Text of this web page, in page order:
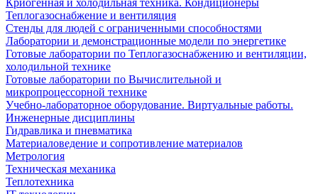
Криогенная и холодильная техника. Кондиционеры
Теплогазоснабжение и вентиляция
Стенды для людей с ограниченными способностями
Лаборатории и демонстрационные модели по энергетике
Готовые лаборатории по Теплогазоснабжению и вентиляции,
холодильной технике
Готовые лаборатории по Вычислительной и
микропроцессорной технике
Учебно-лабораторное оборудование. Виртуальные работы.
Инженерные дисциплины
Гидравлика и пневматика
Материаловедение и сопротивление материалов
Метрология
Техническая механика
Теплотехника